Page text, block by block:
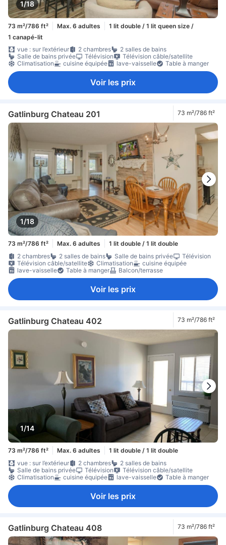
1/18
73 m²/786 ft² Max. 6 adultes
1 lit double / 1 lit queen size /
1 canapé-lit
vue : sur l’extérieur
2 chambres
2 salles de bains
Salle de bains privée
Télévision
Télévision câble/satellite
Climatisation
cuisine équipée lave-vaisselle Table à manger
Voir les prix
Gatlinburg Chateau 201 73 m²/786 ft²
1/18
73 m²/786 ft² Max. 6 adultes
1 lit double / 1 lit double
2 chambres
2 salles de bains Salle de bains privée
Télévision
Télévision câble/satellite
Climatisation
cuisine équipée
lave-vaisselle
Table à manger Balcon/terrasse
Voir les prix
Gatlinburg Chateau 402 73 m²/786 ft²
1/14
73 m²/786 ft² Max. 6 adultes
1 lit double / 1 lit double
vue : sur l’extérieur
2 chambres
2 salles de bains
Salle de bains privée
Télévision
Télévision câble/satellite
Climatisation
cuisine équipée lave-vaisselle Table à manger
Voir les prix
Gatlinburg Chateau 408 73 m²/786 ft²